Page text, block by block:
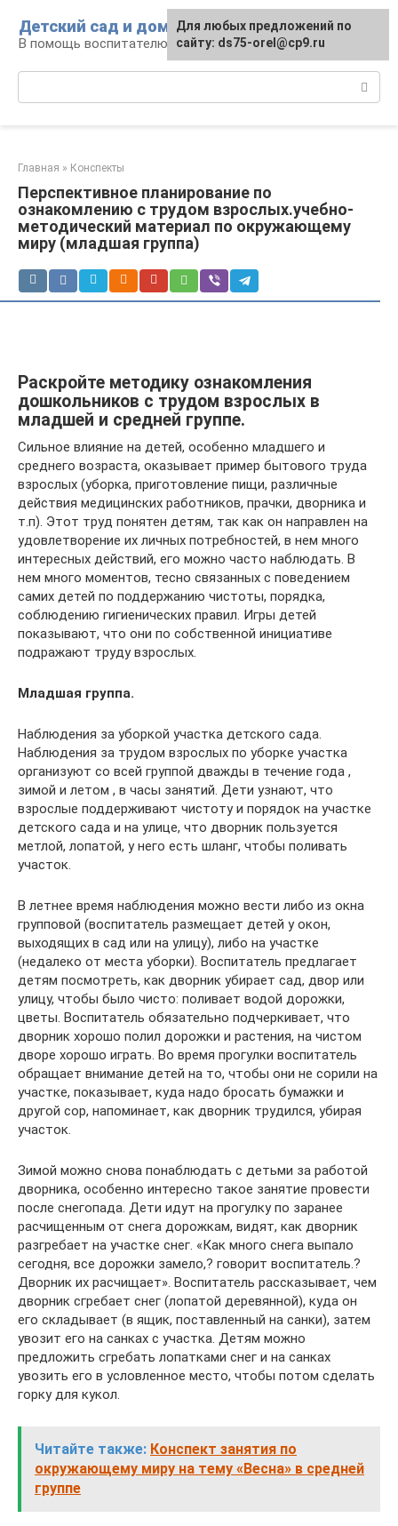
контенту
Детский сад и дом
В помощь воспитателю и родителям
Главная » Конспекты
Перспективное планирование по
ознакомлению с трудом взрослых.учебно-
методический материал по окружающему
миру (младшая группа)
Раскройте методику ознакомления
дошкольников с трудом взрослых в
младшей и средней группе.
Сильное влияние на детей, особенно младшего и
среднего возраста, оказывает пример бытового труда
взрослых (уборка, приготовление пищи, различные
действия медицинских работников, прачки, дворника и
т.п). Этот труд понятен детям, так как он направлен на
удовлетворение их личных потребностей, в нем много
интересных действий, его можно часто наблюдать. В
нем много моментов, тесно связанных с поведением
самих детей по поддержанию чистоты, порядка,
соблюдению гигиенических правил. Игры детей
показывают, что они по собственной инициативе
подражают труду взрослых.
Младшая группа.
Наблюдения за уборкой участка детского сада.
Наблюдения за трудом взрослых по уборке участка
организуют со всей группой дважды в течение года ,
зимой и летом , в часы занятий. Дети узнают, что
взрослые поддерживают чистоту и порядок на участке
детского сада и на улице, что дворник пользуется
метлой, лопатой, у него есть шланг, чтобы поливать
участок.
В летнее время наблюдения можно вести либо из окна
групповой (воспитатель размещает детей у окон,
выходящих в сад или на улицу), либо на участке
(недалеко от места уборки). Воспитатель предлагает
детям посмотреть, как дворник убирает сад, двор или
улицу, чтобы было чисто: поливает водой дорожки,
цветы. Воспитатель обязательно подчеркивает, что
дворник хорошо полил дорожки и растения, на чистом
дворе хорошо играть. Во время прогулки воспитатель
обращает внимание детей на то, чтобы они не сорили на
участке, показывает, куда надо бросать бумажки и
другой сор, напоминает, как дворник трудился, убирая
участок.
Зимой можно снова понаблюдать с детьми за работой
дворника, особенно интересно такое занятие провести
после снегопада. Дети идут на прогулку по заранее
расчищенным от снега дорожкам, видят, как дворник
разгребает на участке снег. «Как много снега выпало
сегодня, все дорожки замело,? говорит воспитатель.?
Дворник их расчищает». Воспитатель рассказывает, чем
дворник сгребает снег (лопатой деревянной), куда он
его складывает (в ящик, поставленный на санки), затем
увозит его на санках с участка. Детям можно
предложить сгребать лопатками снег и на санках
увозить его в условленное место, чтобы потом сделать
горку для кукол.
Читайте также: Конспект занятия по
окружающему миру на тему «Весна» в средней
группе
Для любых предложений по
сайту: ds75-orel@cp9.ru